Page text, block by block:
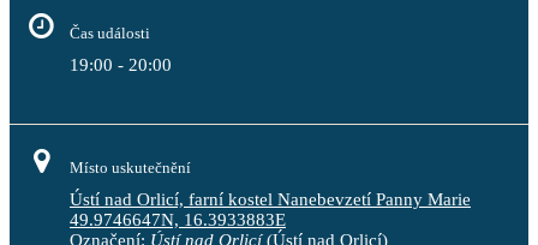
Čas události
19:00 - 20:00
Místo uskutečnění
Ústí nad Orlicí, farní kostel Nanebevzetí Panny Marie
49.9746647N, 16.3933883E
Označení: Ústí nad Orlicí(Ústí nad Orlicí)